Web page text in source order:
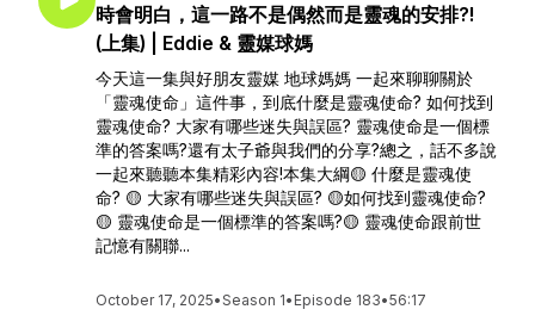
時會明白，這一路不是偶然而是靈魂的安排?!
(上集) | Eddie & 靈媒球媽
今天這一集與好朋友靈媒 地球媽媽 一起來聊聊關於
「靈魂使命」這件事，到底什麼是靈魂使命? 如何找到
靈魂使命? 大家有哪些迷失與誤區? 靈魂使命是一個標
準的答案嗎?還有太子爺與我們的分享?總之，話不多說
一起來聽聽本集精彩內容!本集大綱🟡 什麼是靈魂使
命? 🟡 大家有哪些迷失與誤區? 🟡如何找到靈魂使命?
🟡 靈魂使命是一個標準的答案嗎?🟡 靈魂使命跟前世
記憶有關聯...
October 17, 2025•Season 1• Episode 183•56:17